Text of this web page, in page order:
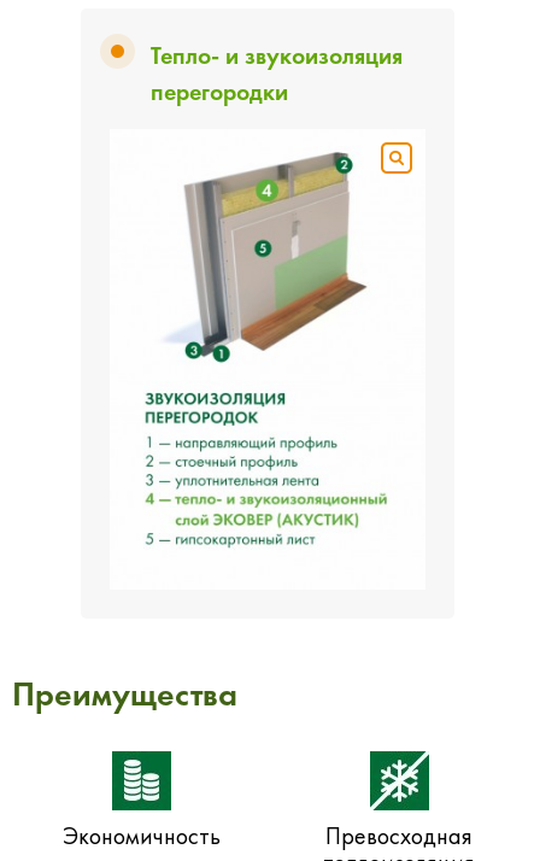
Тепло- и звукоизоляция
перегородки
Преимущества
Экономичность
Превосходная